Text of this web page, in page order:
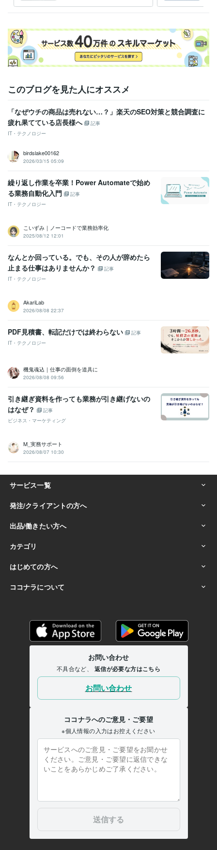
得意分野
きます フリーランスの始め方をやさしくサポート 転職に迷うあなた
の転職軸をスッキリ整理
#生活改善 #効率化
住まい・美容・生活相談 良い習慣・悪い習慣の断ち方アドバイス
英語 日常会話レベル
このブログを見た人にオススメ
「なぜウチの商品は売れない…？」楽天のSEO対策と競合調査に
疲れ果てている店長様へ
記事
IT・テクノロジー
birdslake00162
2026/03/15 05:09
繰り返し作業を卒業！Power Automateで始め
る業務自動化入門
記事
IT・テクノロジー
こいずみ｜ノーコードで業務効率化
2025/08/12 12:01
なんとか回っている。でも、その人が辞めたら
止まる仕事はありませんか？
記事
IT・テクノロジー
AkariLab
2026/08/08 22:37
PDF見積書、転記だけでは終わらない
記事
IT・テクノロジー
機鬼魂込｜仕事の面倒を道具に
2026/08/08 09:56
引き継ぎ資料を作っても業務が引き継げないの
はなぜ？
記事
ビジネス・マーケティング
M_実務サポート
2026/08/07 10:30